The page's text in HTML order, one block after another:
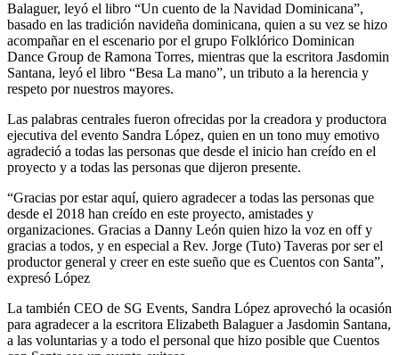
Balaguer, leyó el libro “Un cuento de la Navidad Dominicana”,
basado en las tradición navideña dominicana, quien a su vez se hizo
acompañar en el escenario por el grupo Folklórico Dominican
Dance Group de Ramona Torres, mientras que la escritora Jasdomin
Santana, leyó el libro “Besa La mano”, un tributo a la herencia y
respeto por nuestros mayores.
Las palabras centrales fueron ofrecidas por la creadora y productora
ejecutiva del evento Sandra López, quien en un tono muy emotivo
agradeció a todas las personas que desde el inicio han creído en el
proyecto y a todas las personas que dijeron presente.
“Gracias por estar aquí, quiero agradecer a todas las personas que
desde el 2018 han creído en este proyecto, amistades y
organizaciones. Gracias a Danny León quien hizo la voz en off y
gracias a todos, y en especial a Rev. Jorge (Tuto) Taveras por ser el
productor general y creer en este sueño que es Cuentos con Santa”,
expresó López
La también CEO de SG Events, Sandra López aprovechó la ocasión
para agradecer a la escritora Elizabeth Balaguer a Jasdomin Santana,
a las voluntarias y a todo el personal que hizo posible que Cuentos